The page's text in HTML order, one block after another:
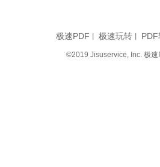
极速PDF 极速玩转
©2019 Jisuservice, Inc. 极